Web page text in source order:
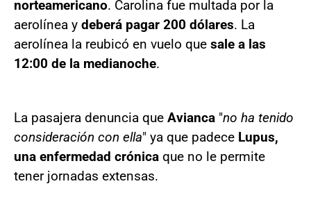
norteamericano. Carolina fue multada por la
aerolínea y deberá pagar 200 dólares. La
aerolínea la reubicó en vuelo que sale a las
12:00 de la medianoche.
La pasajera denuncia que Avianca "no ha tenido
consideración con ella" ya que padece Lupus,
una enfermedad crónica que no le permite
tener jornadas extensas.